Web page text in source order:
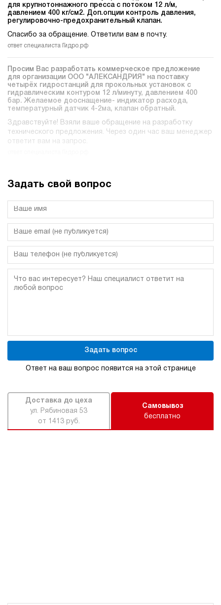
для крупнотоннажного пресса c потоком 12 л/м,
давлением 400 кг/см2. Доп.опции контроль давления,
регулировочно-предохранительный клапан.
Спасибо за обращение. Ответили вам в почту.
ответ специалиста Гидро.рф
Просим Вас разработать коммерческое предложение
для организации ООО "АЛЕКСАНДРИЯ" на поставку
четырёх гидростанций для прокольных установок c
гидравлическим контуром 12 л/минуту, давлением 400
бар. Желаемое дооснащение- индикатор расхода,
температурный датчик 4-2ма, клапан обратный.
Здравствуйте! Взяли ваше обращение на разработку
технического предложения. Через один час ваш менеджер
ответит вам на запрос.
Задать свой вопрос
Ответ на ваш вопрос появится на этой странице
Задать вопрос
Доставка до цеха
ул. Рябиновая 53
от 1413 руб.
Самовывоз
бесплатно